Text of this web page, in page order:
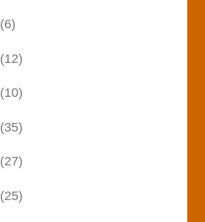
(6)
(12)
(10)
(35)
(27)
(25)